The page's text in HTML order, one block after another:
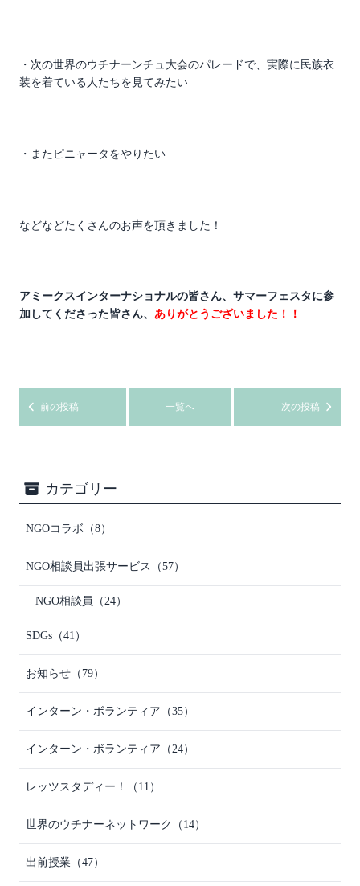
・次の世界のウチナーンチュ大会のパレードで、実際に民族衣
装を着ている人たちを見てみたい
・またピニャータをやりたい
などなどたくさんのお声を頂きました！
アミークスインターナショナルの皆さん、サマーフェスタに参
加してくださった皆さん、 ありがとうございました！！
前の投稿 一覧へ 次の投稿
カテゴリー
NGOコラボ （8）
NGO相談員出張サービス （57）
NGO相談員 （24）
SDGs （41）
お知らせ （79）
インターン・ボランティア （35）
インターン・ボランティア （24）
レッツスタディー！ （11）
世界のウチナーネットワーク （14）
出前授業 （47）